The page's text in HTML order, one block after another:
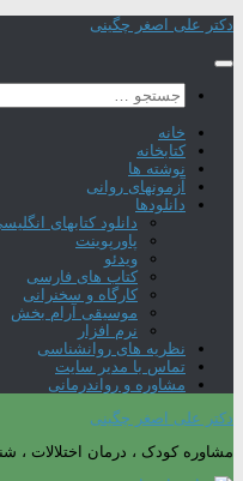
Skip
content
دکتر علی اصغر چگینی
جستجو
برای:
خانه
کتابخانه
نوشته ها
آزمونهای روانی
دانلودها
دانلود کتابهای
پاورپوینت
ویدئو
کتاب های فارسی
کارگاه و سخنرانی
موسیقی آرام بخش
نرم افزار
نظریه های روانشناسی
تماس با مدیر سایت
مشاوره و رواندرمانی
دکتر علی اصغر چگینی
مشاوره کودک ، درمان اختلالات ،